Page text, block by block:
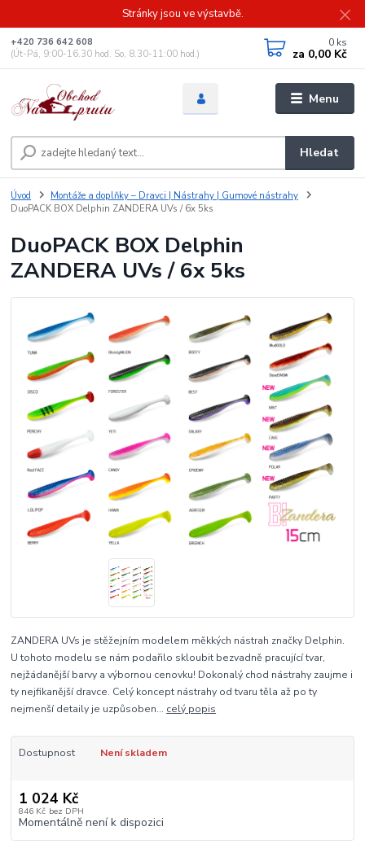
Stránky jsou ve výstavbě.
Menu
Hledat
+420 736 642 608
(Út-Pá, 9:00-16.30 hod. So, 8.30-11:00 hod.)
0 ks
za 0,00 Kč
Úvod
Montáže a doplňky – Dravci | Nástrahy | Gumové nástrahy
DuoPACK BOX Delphin ZANDERA UVs / 6x 5ks
DuoPACK BOX Delphin
ZANDERA UVs / 6x 5ks
ZANDERA UVs je stěžejním modelem měkkých nástrah značky Delphin.
U tohoto modelu se nám podařilo skloubit bezvadně pracující tvar,
nejžádanější barvy a výbornou cenovku! Dokonalý chod nástrahy zaujme i
ty nejfikanější dravce. Celý koncept nástrahy od tvaru těla až po ty
nejmenší detaily je uzpůsoben... celý popis
Dostupnost Není skladem
1 024 Kč
846 Kč bez DPH
Momentálně není k dispozici